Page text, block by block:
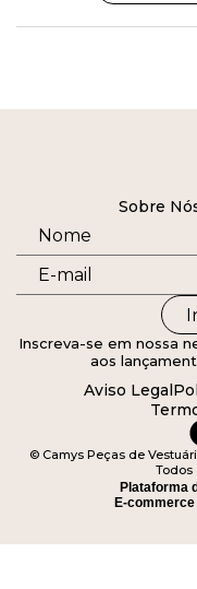
Sobre
Inscreva-se em nossa
aos
Aviso Legal
© Camys Peças de
Todos
Plataforma
E-commerce